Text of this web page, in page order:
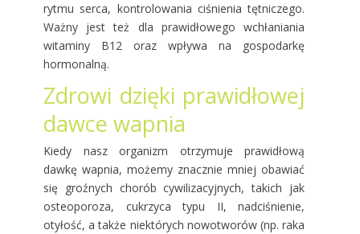
rytmu serca, kontrolowania ciśnienia tętniczego.
Ważny jest też dla prawidłowego wchłaniania
witaminy B12 oraz wpływa na gospodarkę
hormonalną.
Zdrowi dzięki prawidłowej
dawce wapnia
Kiedy nasz organizm otrzymuje prawidłową
dawkę wapnia, możemy znacznie mniej obawiać
się groźnych chorób cywilizacyjnych, takich jak
osteoporoza, cukrzyca typu II, nadciśnienie,
otyłość, a także niektórych nowotworów (np. raka